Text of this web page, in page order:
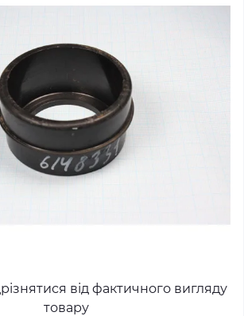
від фактичного вигляду
товару